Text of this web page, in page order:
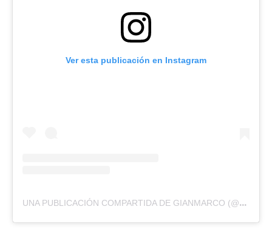
Ver esta publicación en Instagram
UNA
PUBLICACIÓN COMPARTIDA DE GIANMARCO (@GIANMARCOOFICIAL)